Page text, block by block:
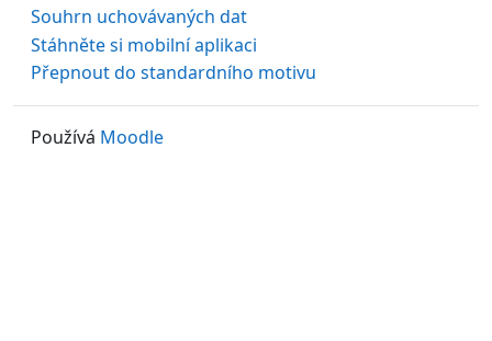
Souhrn uchovávaných dat
Stáhněte si mobilní aplikaci
Přepnout do standardního motivu
Používá Moodle